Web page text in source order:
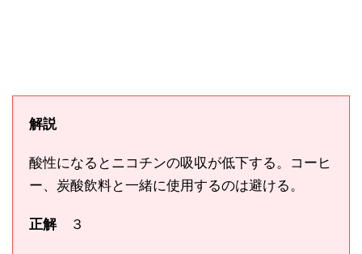
解説
酸性になるとニコチンの吸収が低下する。コーヒ
ー、炭酸飲料と一緒に使用するのは避ける。
正解３